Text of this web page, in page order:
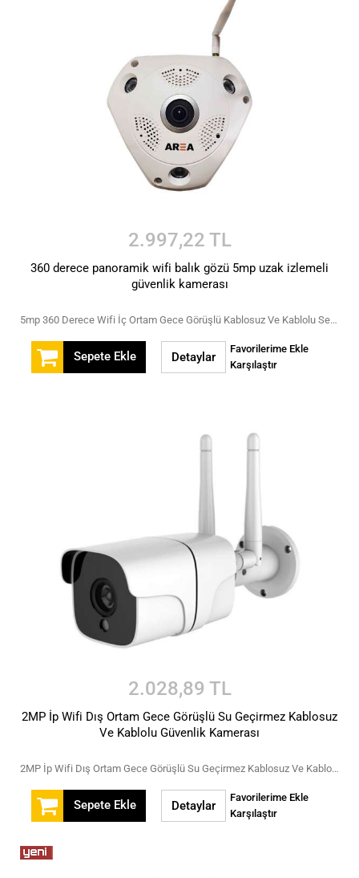
2.997,22 TL
360 derece panoramik wifi balık gözü 5mp uzak izlemeli
güvenlik kamerası
5mp 360 Derece Wifi İç Ortam Gece Görüşlü Kablosuz Ve Kablolu Sesli Asansör ve Oda Kamerası
Sepete Ekle Detaylar
Favorilerime Ekle
Karşılaştır
2.028,89 TL
2MP İp Wifi Dış Ortam Gece Görüşlü Su Geçirmez Kablosuz
Ve Kablolu Güvenlik Kamerası
2MP İp Wifi Dış Ortam Gece Görüşlü Su Geçirmez Kablosuz Ve Kablolu Güvenlik Kamerası
Sepete Ekle Detaylar
Favorilerime Ekle
Karşılaştır